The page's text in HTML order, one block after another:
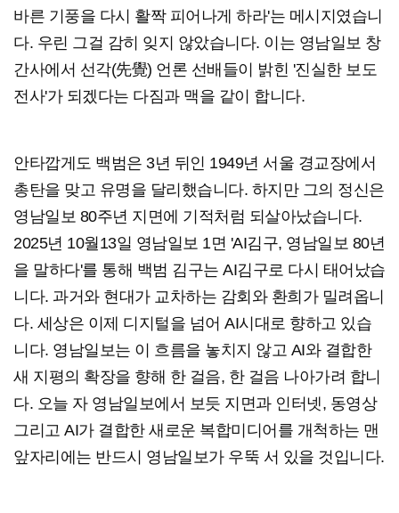
바른 기풍을 다시 활짝 피어나게 하라'는 메시지였습니
다. 우린 그걸 감히 잊지 않았습니다. 이는 영남일보 창
간사에서 선각(先覺) 언론 선배들이 밝힌 '진실한 보도
전사'가 되겠다는 다짐과 맥을 같이 합니다.
안타깝게도 백범은 3년 뒤인 1949년 서울 경교장에서
총탄을 맞고 유명을 달리했습니다. 하지만 그의 정신은
영남일보 80주년 지면에 기적처럼 되살아났습니다.
2025년 10월13일 영남일보 1면 'AI김구, 영남일보 80년
을 말하다'를 통해 백범 김구는 AI김구로 다시 태어났습
니다. 과거와 현대가 교차하는 감회와 환희가 밀려옵니
다. 세상은 이제 디지털을 넘어 AI시대로 향하고 있습
니다. 영남일보는 이 흐름을 놓치지 않고 AI와 결합한
새 지평의 확장을 향해 한 걸음, 한 걸음 나아가려 합니
다. 오늘 자 영남일보에서 보듯 지면과 인터넷, 동영상
그리고 AI가 결합한 새로운 복합미디어를 개척하는 맨
앞자리에는 반드시 영남일보가 우뚝 서 있을 것입니다.